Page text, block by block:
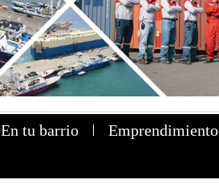
En tu barrio
Emprendimiento